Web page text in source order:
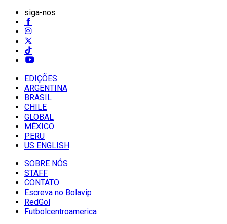
siga-nos
EDIÇÕES
ARGENTINA
BRASIL
CHILE
GLOBAL
MÉXICO
PERU
US ENGLISH
SOBRE NÓS
STAFF
CONTATO
Escreva no Bolavip
RedGol
Futbolcentroamerica